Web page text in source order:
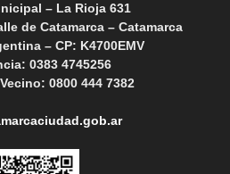
– La Rioja 631
de Catamarca – Catamarca
– CP: K4700EMV
0383 4745256
0800 444 7382